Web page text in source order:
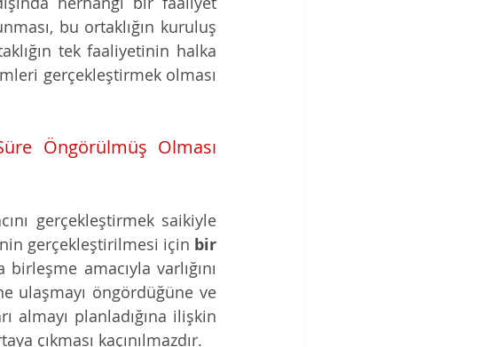
bu ortaklığın kuruluş
tek faaliyetinin halka
gerçekleştirmek olması
Öngörülmüş Olması
gerçekleştirmek saikiyle
gerçekleştirilmesi için bir
amacıyla varlığını
ulaşmayı öngördüğüne ve
almayı planladığına ilişkin
çıkması kaçınılmazdır.